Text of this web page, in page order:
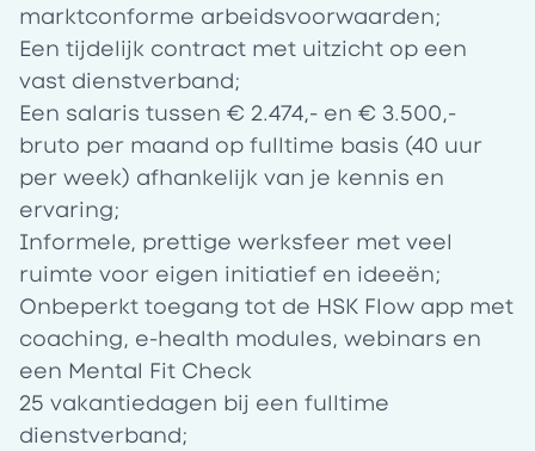
marktconforme arbeidsvoorwaarden;
Een tijdelijk contract met uitzicht op een
vast dienstverband;
Een salaris tussen € 2.474,- en € 3.500,-
bruto per maand op fulltime basis (40 uur
per week) afhankelijk van je kennis en
ervaring;
Informele, prettige werksfeer met veel
ruimte voor eigen initiatief en ideeën;
Onbeperkt toegang tot de HSK Flow app met
coaching, e-health modules, webinars en
een Mental Fit Check
25 vakantiedagen bij een fulltime
dienstverband;